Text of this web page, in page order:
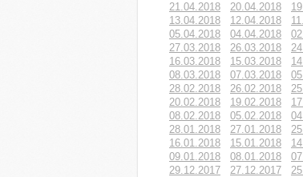
21.04.2018
20.04.2018
13.04.2018
12.04.2018
05.04.2018
04.04.2018
27.03.2018
26.03.2018
16.03.2018
15.03.2018
08.03.2018
07.03.2018
28.02.2018
26.02.2018
20.02.2018
19.02.2018
08.02.2018
05.02.2018
28.01.2018
27.01.2018
16.01.2018
15.01.2018
09.01.2018
08.01.2018
29.12.2017
27.12.2017